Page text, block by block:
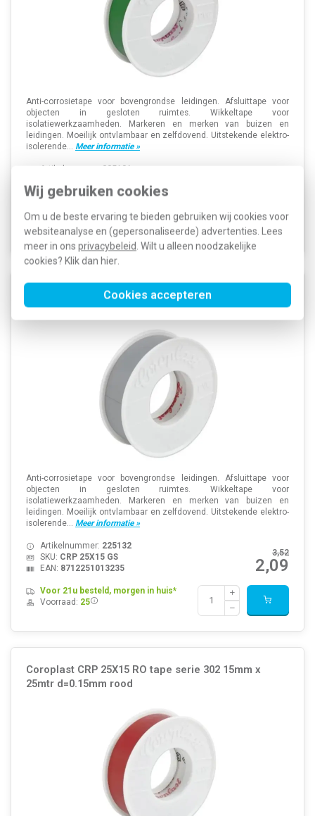
Wij gebruiken cookies
Om u de beste ervaring te bieden gebruiken wij cookies voor
websiteanalyse en (gepersonaliseerde) advertenties. Lees
meer in ons privacybeleid . Wilt u alleen noodzakelijke
cookies? Klik dan hier
Cookies accepteren
Anti-corrosietape voor bovengrondse leidingen. Afsluittape voor
objecten in gesloten ruimtes. Wikkeltape voor
isolatiewerkzaamheden. Markeren en merken van buizen en
leidingen. Moeilijk ontvlambaar en zelfdovend. Uitstekende elektro-
isolerende... Meer informatie »
Artikelnummer:
225131
EAN:8712251013211
Voor 21u besteld, morgen in huis*
Voorraad:
Coroplast CRP 25X15 GS tape 15mm x 25mtr
d=0.15mm grijs
Anti-corrosietape voor bovengrondse leidingen. Afsluittape voor
objecten in gesloten ruimtes. Wikkeltape voor
isolatiewerkzaamheden. Markeren en merken van buizen en
leidingen. Moeilijk ontvlambaar en zelfdovend. Uitstekende elektro-
isolerende... Meer informatie »
3,52
2,09
Artikelnummer: 225132
SKU: CRP 25X15 GS
EAN: 8712251013235
Voor 21u besteld, morgen in huis*
Voorraad: 25
Coroplast CRP 25X15 RO tape serie 302 15mm x
25mtr d=0.15mm rood